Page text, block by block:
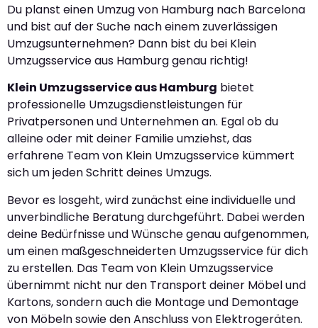
Du planst einen Umzug von Hamburg nach Barcelona
und bist auf der Suche nach einem zuverlässigen
Umzugsunternehmen? Dann bist du bei Klein
Umzugsservice aus Hamburg genau richtig!
Klein Umzugsservice aus Hamburg bietet
professionelle Umzugsdienstleistungen für
Privatpersonen und Unternehmen an. Egal ob du
alleine oder mit deiner Familie umziehst, das
erfahrene Team von Klein Umzugsservice kümmert
sich um jeden Schritt deines Umzugs.
Bevor es losgeht, wird zunächst eine individuelle und
unverbindliche Beratung durchgeführt. Dabei werden
deine Bedürfnisse und Wünsche genau aufgenommen,
um einen maßgeschneiderten Umzugsservice für dich
zu erstellen. Das Team von Klein Umzugsservice
übernimmt nicht nur den Transport deiner Möbel und
Kartons, sondern auch die Montage und Demontage
von Möbeln sowie den Anschluss von Elektrogeräten.